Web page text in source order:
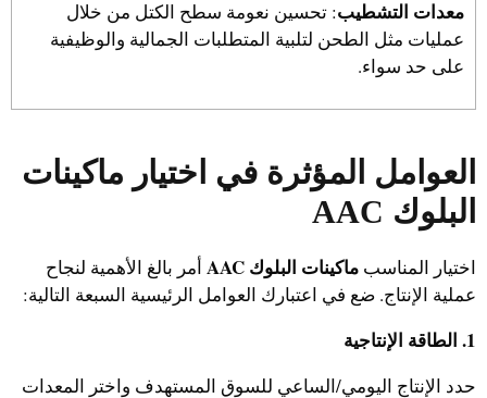
معدات التشطيب: تحسين نعومة سطح الكتل من خلال
عمليات مثل الطحن لتلبية المتطلبات الجمالية والوظيفية
على حد سواء.
العوامل المؤثرة في اختيار ماكينات
البلوك AAC
اختيار المناسب ماكينات البلوك AAC
أمر بالغ الأهمية لنجاح
عملية الإنتاج. ضع في اعتبارك العوامل الرئيسية السبعة التالية:
1. الطاقة الإنتاجية
حدد الإنتاج اليومي/الساعي للسوق المستهدف واختر المعدات